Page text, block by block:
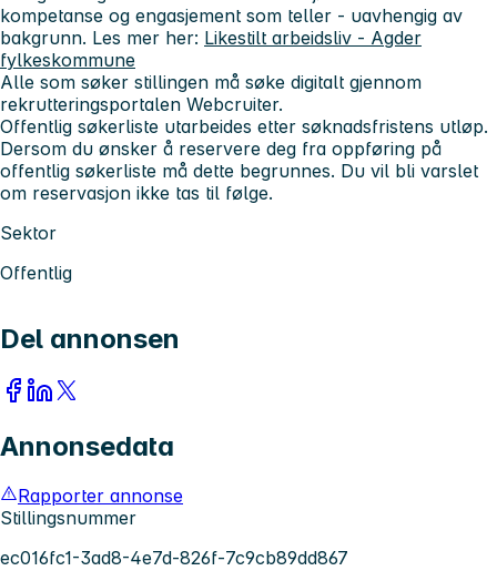
kompetanse og engasjement som teller - uavhengig av
bakgrunn. Les mer her: Likestilt arbeidsliv - Agder
fylkeskommune
Alle som søker stillingen må søke digitalt gjennom
rekrutteringsportalen Webcruiter.
Offentlig søkerliste utarbeides etter søknadsfristens utløp.
Dersom du ønsker å reservere deg fra oppføring på
offentlig søkerliste må dette begrunnes. Du vil bli varslet
om reservasjon ikke tas til følge.
Sektor
Offentlig
Del annonsen
Annonsedata
Rapporter annonse
Stillingsnummer
ec016fc1-3ad8-4e7d-826f-7c9cb89dd867